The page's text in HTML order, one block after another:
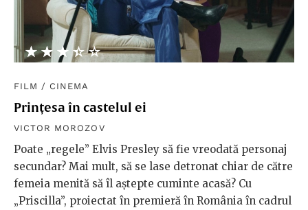
★★★★★
☆☆☆☆☆
FILM / CINEMA
Prințesa în castelul ei
VICTOR MOROZOV
Poate „regele” Elvis Presley să fie vreodată personaj
secundar? Mai mult, să se lase detronat chiar de către
femeia menită să îl aștepte cuminte acasă? Cu
„Priscilla”, proiectat în premieră în România în cadrul